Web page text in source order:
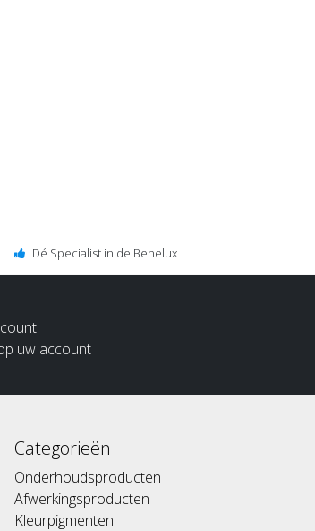
Dé Specialist in de Benelux
uw account
Categorieën
Onderhoudsproducten
Afwerkingsproducten
Kleurpigmenten